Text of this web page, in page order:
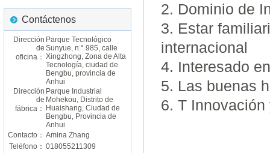
Contáctenos
Dirección
de
oficina：
Parque Tecnológico
Sunyue, n.° 985, calle
Xingzhong, Zona de Alta
Tecnología, ciudad de
Bengbu, provincia de
Anhui
Dirección
de
fábrica：
Parque Industrial
Mohekou, Distrito de
Huaishang, Ciudad de
Bengbu, Provincia de
Anhui
Contacto： Amina Zhang
Teléfono： 018055211309
2. Dominio de
3. Estar
internacional
4. Interesado
5. Las buenas
6. T